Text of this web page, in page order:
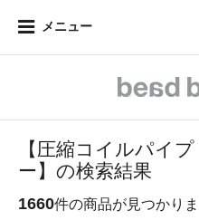
メニュー
【圧縮コイルパイ
ー】の検索結果
1660件の商品が見つかり